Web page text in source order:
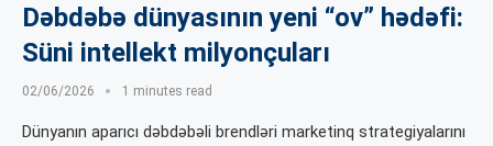
Dəbdəbə dünyasının yeni “ov” hədəfi:
Süni intellekt milyonçuları
02/06/2026 1 minutes read
Dünyanın aparıcı dəbdəbəli brendləri marketinq strategiyalarını